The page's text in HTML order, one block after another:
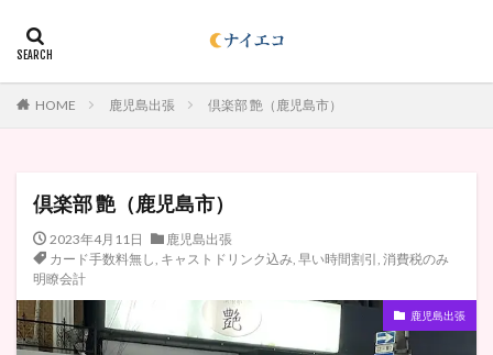
HOME 鹿児島出張 倶楽部 艶（鹿児島市）
倶楽部 艶（鹿児島市）
2023年4月11日
鹿児島出張
カード手数料無し, キャストドリンク込み, 早い時間割引, 消費税のみ
明瞭会計
鹿児島出張